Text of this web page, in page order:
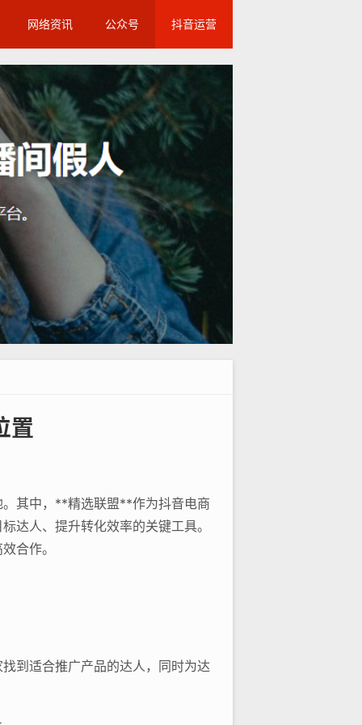
网络资讯 公众号 抖音运营
置
其中，**精选联盟**作为抖音电商
达人、提升转化效率的关键工具。
合作。
到适合推广产品的达人，同时为达